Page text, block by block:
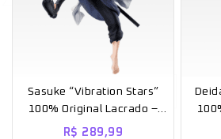
Sasuke “Vibration Stars”
100% Original Lacrado –
Banpresto
R$ 289,99